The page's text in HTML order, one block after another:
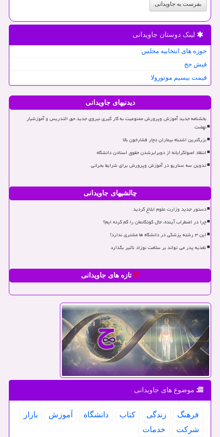
بفرست به جاویدانی
لینک دوستان جاویدانی
حوزه های انتخابیه مجلس
فیش حج
قیمت بیسیم موتورولا
دیدنیهای جاویدانی
بخشنامه جدید آموزش وپرورش ممنوعیت به کار گیری نیروی جدید حق التدریس و آموزشیار
نهضت
بزرگترین اشتباه بیماران دچار فشارخون بالا
انتقاد اصولگرایانه از دوبرابرشدن حقوق استادن دانشگاه
تدوین سه سناریو در آموزش وپرورش برای شرایط بحرانی
چالشیهای جاویدانی
دستور جدید وزارت علوم ابلاغ گردید
چرا در اضطراب آینده، حال کودکانمان را گم کرده ایم؟
این ۳ رشته پزشکی در دانشگاه ها مشتری ندارد!
تغذیه پدر می تواند بر سلامت نوزاد تأثیر بگذارد
تازه های جاویدانی
موضوع های جاویدانی
فرهنگ زندگی كتاب دانشگاه آموزش
بازار
شركت
خدمات